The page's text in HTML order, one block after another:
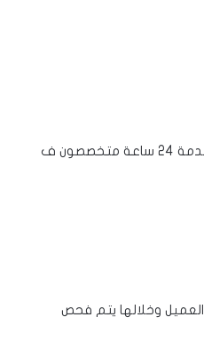
تصليح سخانات بالكويت | أفضل فني تصليح وتركيب وصيانة سخانات مركزية في الكويت خدمة 24 ساعة متخصصون ف
وخلالها يتم فحص